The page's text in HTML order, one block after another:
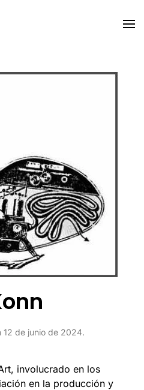
12 de junio de 2024.
involucrado en los
en la producción y